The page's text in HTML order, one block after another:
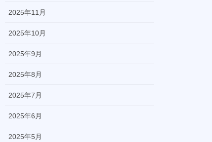
2025年11月
2025年10月
2025年9月
2025年8月
2025年7月
2025年6月
2025年5月